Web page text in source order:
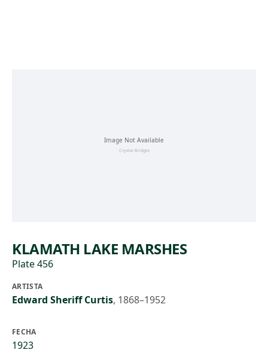
KLAMATH LAKE MARSHES
Plate 456
ARTISTA
Edward Sheriff Curtis, 1868–1952
FECHA
1923